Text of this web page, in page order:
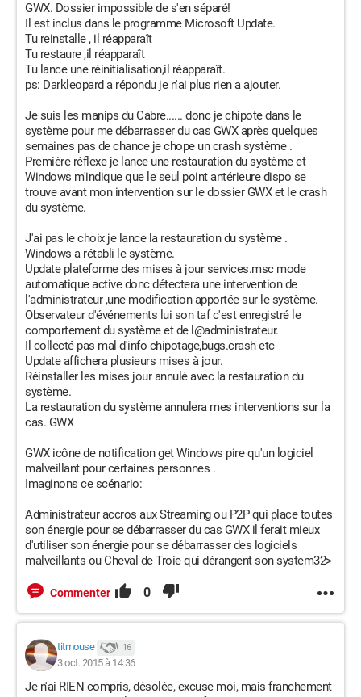
GWX. Dossier impossible de s'en séparé!
Il est inclus dans le programme Microsoft Update.
Tu reinstalle , il réapparaît
Tu restaure ,il réapparaît
Tu lance une réinitialisation,il réapparaît.
ps: Darkleopard a répondu je n'ai plus rien a ajouter.
Je suis les manips du Cabre...... donc je chipote dans le
système pour me débarrasser du cas GWX après quelques
semaines pas de chance je chope un crash système .
Première réflexe je lance une restauration du système et
Windows m'indique que le seul point antérieure dispo se
trouve avant mon intervention sur le dossier GWX et le crash
du système.
J'ai pas le choix je lance la restauration du système .
Windows a rétabli le système.
Update plateforme des mises à jour services.msc mode
automatique active donc détectera une intervention de
l'administrateur ,une modification apportée sur le système.
Observateur d'événements lui son taf c'est enregistré le
comportement du système et de l@administrateur.
Il collecté pas mal d'info chipotage,bugs.crash etc
Update affichera plusieurs mises à jour.
Réinstaller les mises jour annulé avec la restauration du
système.
La restauration du système annulera mes interventions sur la
cas. GWX
GWX icône de notification get Windows pire qu'un logiciel
malveillant pour certaines personnes .
Imaginons ce scénario:
Administrateur accros aux Streaming ou P2P qui place toutes
son énergie pour se débarrasser du cas GWX il ferait mieux
d'utiliser son énergie pour se débarrasser des logiciels
malveillants ou Cheval de Troie qui dérangent son system32>
Commenter 0
titmouse 16
3 oct. 2015 à 14:36
Je n'ai RIEN compris, désolée, excuse moi, mais franchement